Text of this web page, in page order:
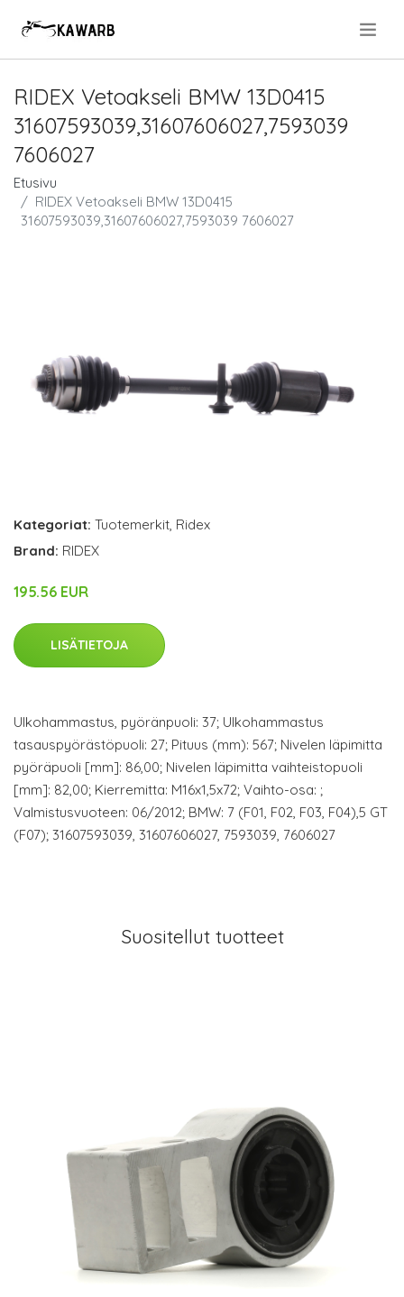
RIDEX Vetoakseli BMW 13D0415
31607593039,31607606027,7593039
7606027
Etusivu
RIDEX Vetoakseli BMW 13D0415
31607593039,31607606027,7593039 7606027
Kategoriat: Tuotemerkit Ridex
Brand: RIDEX
195.56 EUR
LISÄTIETOJA
Ulkohammastus, pyöränpuoli: 37; Ulkohammastus
tasauspyörästöpuoli: 27; Pituus (mm): 567; Nivelen läpimitta
pyöräpuoli [mm]: 86,00; Nivelen läpimitta vaihteistopuoli
[mm]: 82,00; Kierremitta: M16x1,5x72; Vaihto-osa: ;
Valmistusvuoteen: 06/2012; BMW: 7 (F01, F02, F03, F04),5 GT
(F07); 31607593039, 31607606027, 7593039, 7606027
Suositellut tuotteet